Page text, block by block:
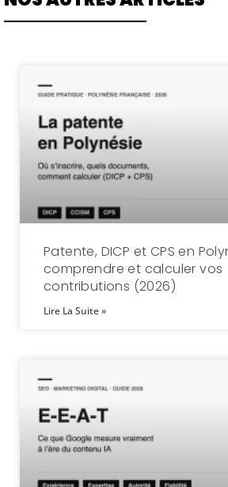
Patente, DICP et CPS en
comprendre et calculer vos
contributions (2026)
Lire La Suite »